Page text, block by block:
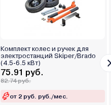
Комплект колес и ручек для
электростанций Skiper/Brado
(4.5-6.5 кВт)
75.91 руб.
82.74 руб.
от 2 руб. руб./мес.